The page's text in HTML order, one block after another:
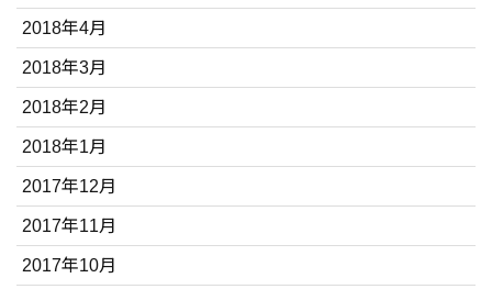
2018年4月
2018年3月
2018年2月
2018年1月
2017年12月
2017年11月
2017年10月